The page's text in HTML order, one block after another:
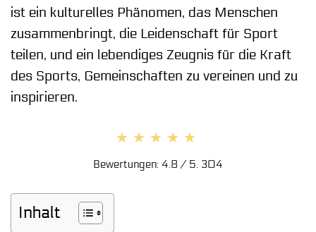
ist ein kulturelles Phänomen, das Menschen
zusammenbringt, die Leidenschaft für Sport
teilen, und ein lebendiges Zeugnis für die Kraft
des Sports, Gemeinschaften zu vereinen und zu
inspirieren.
★★★★★
★★★★★
Bewertungen: 4.8 / 5. 304
Inhalt